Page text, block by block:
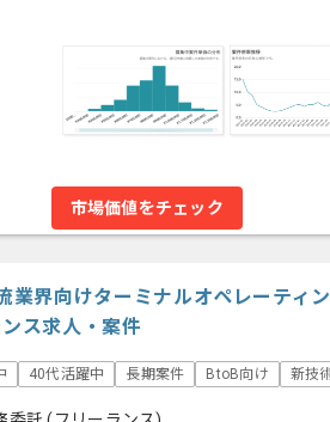
市場価値をチェック
業界向けターミナルオペレーティ
ス求人・案件
40代活躍中 長期案件 BtoB向け 新技